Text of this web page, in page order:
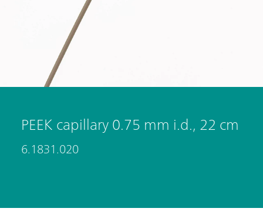
PEEK capillary 0.75 mm i.d., 22 cm
6.1831.020